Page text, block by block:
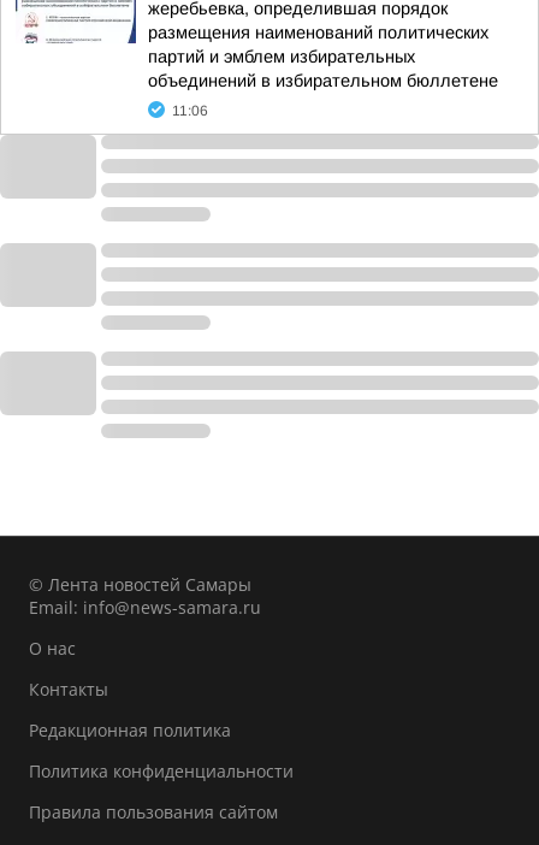
жеребьевка, определившая порядок
размещения наименований политических
партий и эмблем избирательных
объединений в избирательном бюллетене
11:06
© Лента новостей Самары
Email: info@news-samara.ru
О нас
Контакты
Редакционная политика
Политика конфиденциальности
Правила пользования сайтом